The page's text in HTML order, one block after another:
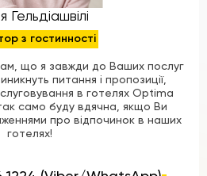
Гельдіашвілі
з гостинності
що я завжди до Ваших послуг
питання і пропозиції,
в готелях Optima
само буду вдячна, якщо Ви
про відпочинок в наших
готелях!